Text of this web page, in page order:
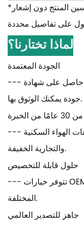
*المواصفات قد تخضع للتغيير مع تحسين المنتج دون إشعار
لماذا تختارنا؟
الجودة المعتمدة
--- حاصل على شهادة CE وGCC وSASO وISO 9001 وCCC—
جودة يمكنك الوثوق بها.
الخبرة
--- خبرة غنية في تصميم وتصنيع مكيفات الهواء السكنية
والتجارية الخفيفة.
حلول قابلة للتخصيص
--- تتوفر خيارات OEM وODM المرنة لتلبية احتياجات السوق
المختلفة.
جاهز للتصدير العالمي